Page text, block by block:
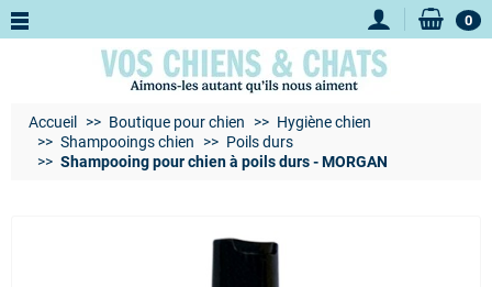
0
Accueil Boutique pour chien
Hygiène chien
Shampooings chien
Poils durs
Shampooing pour chien à poils durs - MORGAN